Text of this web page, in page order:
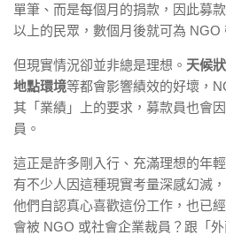
單筆、而是每個月的捐款，因此募
以上的民眾，數個月後就可為 NGO
但現實情況卻並非總是理想。 天候
地點環境等都會影響績效的好壞，
其「業績」上的要求，募款員也會
員。
這正是許多剛入行、充滿理想的年
有不少人因這種現實考量深感幻滅
他們自認真心喜歡這份工作，也已
會被 NGO 或社會企業裁員？跟「